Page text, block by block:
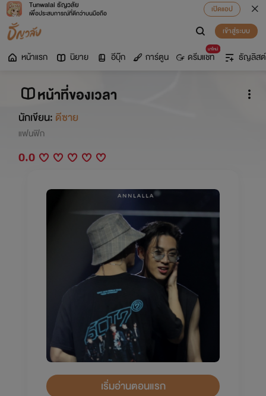
Tunwalai ธัญวลัย
เพื่อประสบการณ์ที่ดีกว่าบนมือถือ
เปิดแอป
เข้าสู่ระบบ
หน้าแรก นิยาย อีบุ๊ก การ์ตูน
มาใหม่
ดรีมแชท ธัญลิสต์
หน้าที่ของเวลา
นักเขียน: ดีซาย
แฟนฟิก
0.0
เริ่มอ่านตอนแรก